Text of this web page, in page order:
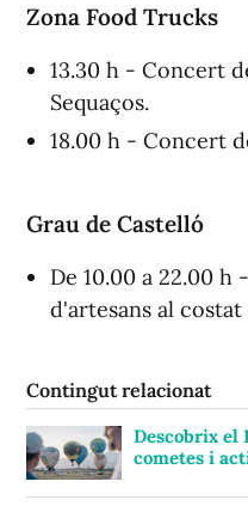
Zona Food Trucks
13.30 h - Concert
Sequaços.
18.00 h - Concert
Grau de Castelló
De 10.00 a 22.00
d'artesans al
Contingut relacionat
Descobrix el
cometes i